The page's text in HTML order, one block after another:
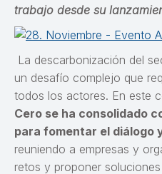
trabajo desde su
La descarbonización del
un desafío complejo que
todos los actores. En este
Cero se ha consolidado
para fomentar el diálogo
reuniendo a empresas y
retos y proponer